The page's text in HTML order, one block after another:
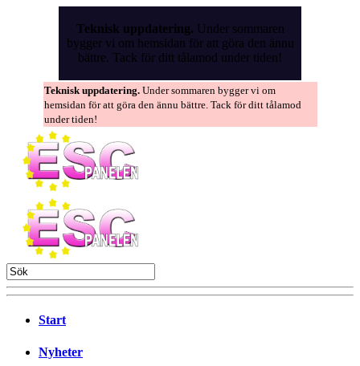
Teknisk uppdatering. Under sommaren
bygger vi om hemsidan för att göra den ännu
bättre. Tack för ditt tålamod under tiden!
Teknisk uppdatering. Under sommaren bygger vi om
hemsidan för att göra den ännu bättre. Tack för ditt tålamod
under tiden!
Start
Nyheter